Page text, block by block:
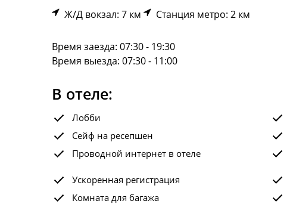
Ж/Д вокзал: 7 км Станция метро: 2 км
Время заезда: 07:30 - 19:30
Время выезда: 07:30 - 11:00
В отеле:
Лобби
Сейф на ресепшен
Проводной интернет в отеле
Ускоренная регистрация
Комната для багажа